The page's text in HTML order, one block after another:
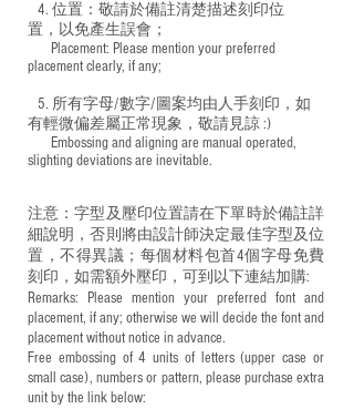
4. 位置：敬請於備註清楚描述刻印位
置，以免產生誤會；
​ Placement: Please mention your preferred
placement clearly, if any;
5. 所有字母/數字/圖案均由人手刻印，如
有輕微偏差屬正常現象，敬請見諒 :)
​ Embossing and aligning are manual operated,
slighting deviations are inevitable.
注意：字型及壓印位置請在下單時於備註詳
細說明，否則將由設計師決定最佳字型及位
置，不得異議；每個材料包首4個字母免費
刻印，如需額外壓印，可到以下連結加購:
Remarks: Please mention your preferred font and
placement, if any; otherwise we will decide the font and
placement without notice in advance.
Free embossing of 4 units of letters (upper case or
small case), numbers or pattern, please purchase extra
unit by the link below: